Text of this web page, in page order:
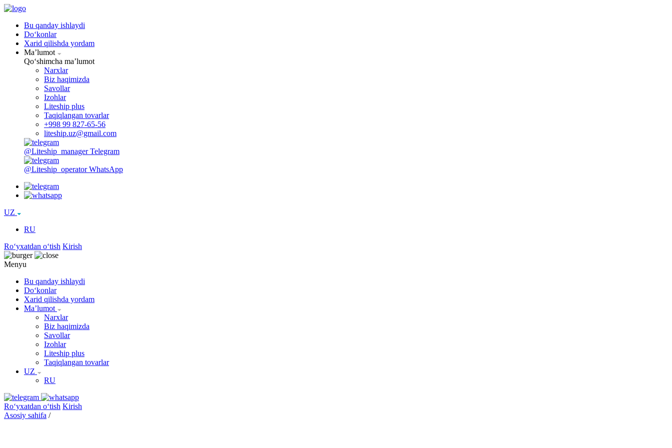
Bu qanday ishlaydi
Doʻkonlar
Xarid qilishda yordam
Maʼlumot
Qoʻshimcha maʼlumot
Narxlar
Biz haqimizda
Savollar
Izohlar
Liteship plus
Taqiqlangan tovarlar
+998 99 827-65-56
liteship.uz@gmail.com
@Liteship_manager Telegram
@Liteship_operator WhatsApp
UZ
RU
Roʻyxatdan oʻtish Kirish
Menyu
Bu qanday ishlaydi
Doʻkonlar
Xarid qilishda yordam
Maʼlumot
Narxlar
Biz haqimizda
Savollar
Izohlar
Liteship plus
Taqiqlangan tovarlar
UZ
RU
Roʻyxatdan oʻtish Kirish
Asosiy sahifa /